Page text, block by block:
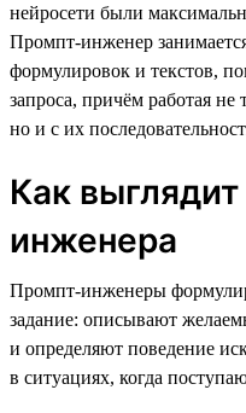
нейросети были
Промпт-инженер
формулировок и текстов,
запроса, причём работая
но и с их
Как
инженера
Промпт-инженеры
задание: описывают
и определяют поведение
в ситуациях, когда